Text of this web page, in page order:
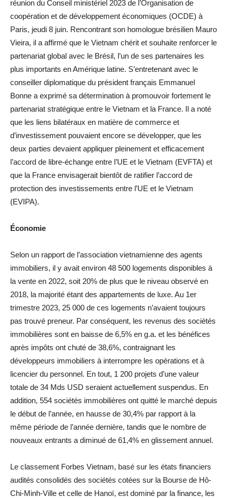
réunion du Conseil ministériel 2023 de l’Organisation de
coopération et de développement économiques (OCDE) à
Paris, jeudi 8 juin. Rencontrant son homologue brésilien Mauro
Vieira, il a affirmé que le Vietnam chérit et souhaite renforcer le
partenariat global avec le Brésil, l’un de ses partenaires les
plus importants en Amérique latine. S’entretenant avec le
conseiller diplomatique du président français Emmanuel
Bonne a exprimé sa détermination à promouvoir fortement le
partenariat stratégique entre le Vietnam et la France. Il a noté
que les liens bilatéraux en matière de commerce et
d’investissement pouvaient encore se développer, que les
deux parties devaient appliquer pleinement et efficacement
l’accord de libre-échange entre l’UE et le Vietnam (EVFTA) et
que la France envisagerait bientôt de ratifier l’accord de
protection des investissements entre l’UE et le Vietnam
(EVIPA).
Économie
Selon un rapport de l’association vietnamienne des agents
immobiliers, il y avait environ 48 500 logements disponibles à
la vente en 2022, soit 20% de plus que le niveau observé en
2018, la majorité étant des appartements de luxe. Au 1er
trimestre 2023, 25 000 de ces logements n’avaient toujours
pas trouvé preneur. Par conséquent, les revenus des sociétés
immobilières sont en baisse de 6,5% en g.a. et les bénéfices
après impôts ont chuté de 38,6%, contraignant les
développeurs immobiliers à interrompre les opérations et à
licencier du personnel. En tout, 1 200 projets d’une valeur
totale de 34 Mds USD seraient actuellement suspendus. En
addition, 554 sociétés immobilières ont quitté le marché depuis
le début de l’année, en hausse de 30,4% par rapport à la
même période de l’année dernière, tandis que le nombre de
nouveaux entrants a diminué de 61,4% en glissement annuel.
Le classement Forbes Vietnam, basé sur les états financiers
audités consolidés des sociétés cotées sur la Bourse de Hô-
Chi-Minh-Ville et celle de Hanoï, est dominé par la finance, les